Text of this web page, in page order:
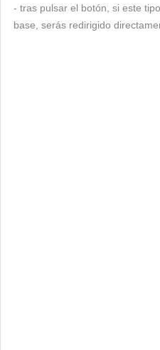
- tras pulsar el botón, si este
base, serás redirigido